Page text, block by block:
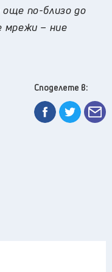
още по-близо до
мрежи – ние
Споделете в: